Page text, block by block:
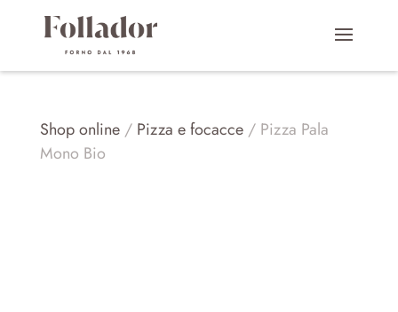
Shop online/ Pizza e focacce/ Pizza Pala
Mono Bio